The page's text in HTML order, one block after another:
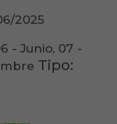
2025
- Junio, 07 -
Tipo: